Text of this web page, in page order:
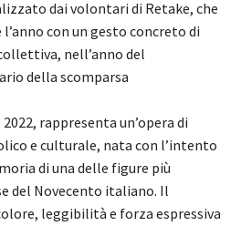
dai volontari di Retake, che
con un gesto concreto di
nell’anno del
della scomparsa
rappresenta un’opera di
e culturale, nata con l’intento
di una delle figure più
del Novecento italiano. Il
leggibilità e forza espressiva